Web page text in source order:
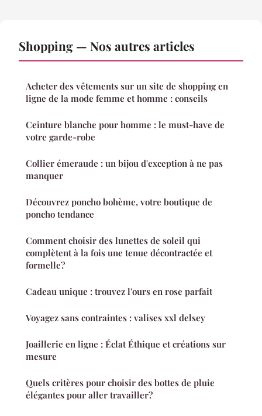
Shopping — Nos autres articles
Acheter des vêtements sur un site de shopping en
ligne de la mode femme et homme : conseils
Ceinture blanche pour homme : le must-have de
votre garde-robe
Collier émeraude : un bijou d'exception à ne pas
manquer
Découvrez poncho bohème, votre boutique de
poncho tendance
Comment choisir des lunettes de soleil qui
complètent à la fois une tenue décontractée et
formelle?
Cadeau unique : trouvez l'ours en rose parfait
Voyagez sans contraintes : valises xxl delsey
Joaillerie en ligne : Éclat Éthique et créations sur
mesure
Quels critères pour choisir des bottes de pluie
élégantes pour aller travailler?